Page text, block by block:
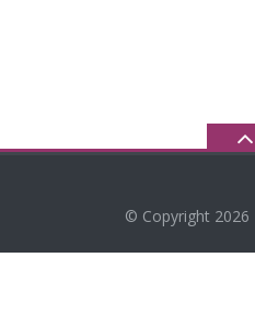
© Copyright 2026